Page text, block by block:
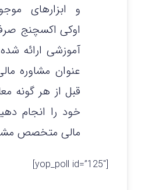
و ابزارهای
اوکی اکسچنج
آموزشی ارائه
عنوان مشاوره
قبل از هر گونه
خود را انجام
مالی متخصص
[yop_poll id=”125″]